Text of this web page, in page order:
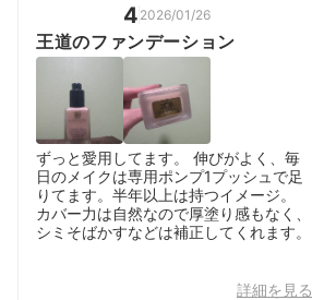
4 2026/01/26
王道のファンデーション
ずっと愛用してます。 伸びがよく、毎
日のメイクは専用ポンプ1プッシュで足
りてます。半年以上は持つイメージ。
カバー力は自然なので厚塗り感もなく、
シミそばかすなどは補正してくれます。
詳細を見る